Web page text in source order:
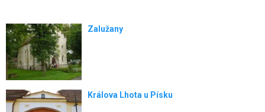
Zalužany
Králova Lhota u Písku